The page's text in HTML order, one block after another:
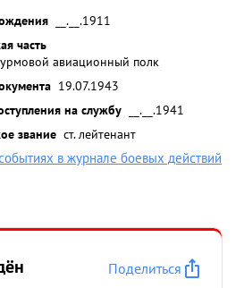
все полеты
метеоусловиях ,но
делом и техникой
отлично выполнял
командования. При
заданий самолет тов.
был подбит зенитным
тов. БАШКИРОВ уходил
все боеприпасы были
врага. ...»
__.__.1911
часть
авиационный полк
19.07.1943
на службу
__.__.1941
звание ст. лейтенант
в журнале боевых действий
Поделиться